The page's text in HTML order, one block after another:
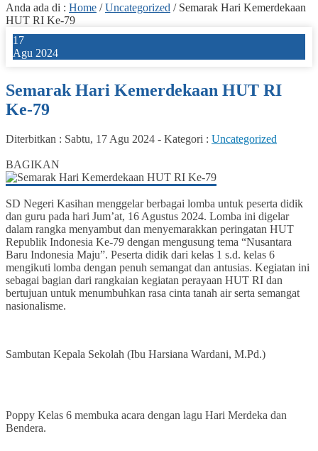
Anda ada di : Home /Uncategorized / Semarak Hari Kemerdekaan
HUT RI Ke-79
17
Agu 2024
Semarak Hari Kemerdekaan HUT RI
Ke-79
Diterbitkan : Sabtu, 17 Agu 2024 - Kategori : Uncategorized
BAGIKAN
SD Negeri Kasihan menggelar berbagai lomba untuk peserta didik
dan guru pada hari Jum’at, 16 Agustus 2024. Lomba ini digelar
dalam rangka menyambut dan menyemarakkan peringatan HUT
Republik Indonesia Ke-79 dengan mengusung tema “Nusantara
Baru Indonesia Maju”. Peserta didik dari kelas 1 s.d. kelas 6
mengikuti lomba dengan penuh semangat dan antusias. Kegiatan ini
sebagai bagian dari rangkaian kegiatan perayaan HUT RI dan
bertujuan untuk menumbuhkan rasa cinta tanah air serta semangat
nasionalisme.
Sambutan Kepala Sekolah (Ibu Harsiana Wardani, M.Pd.)
Poppy Kelas 6 membuka acara dengan lagu Hari Merdeka dan
Bendera.